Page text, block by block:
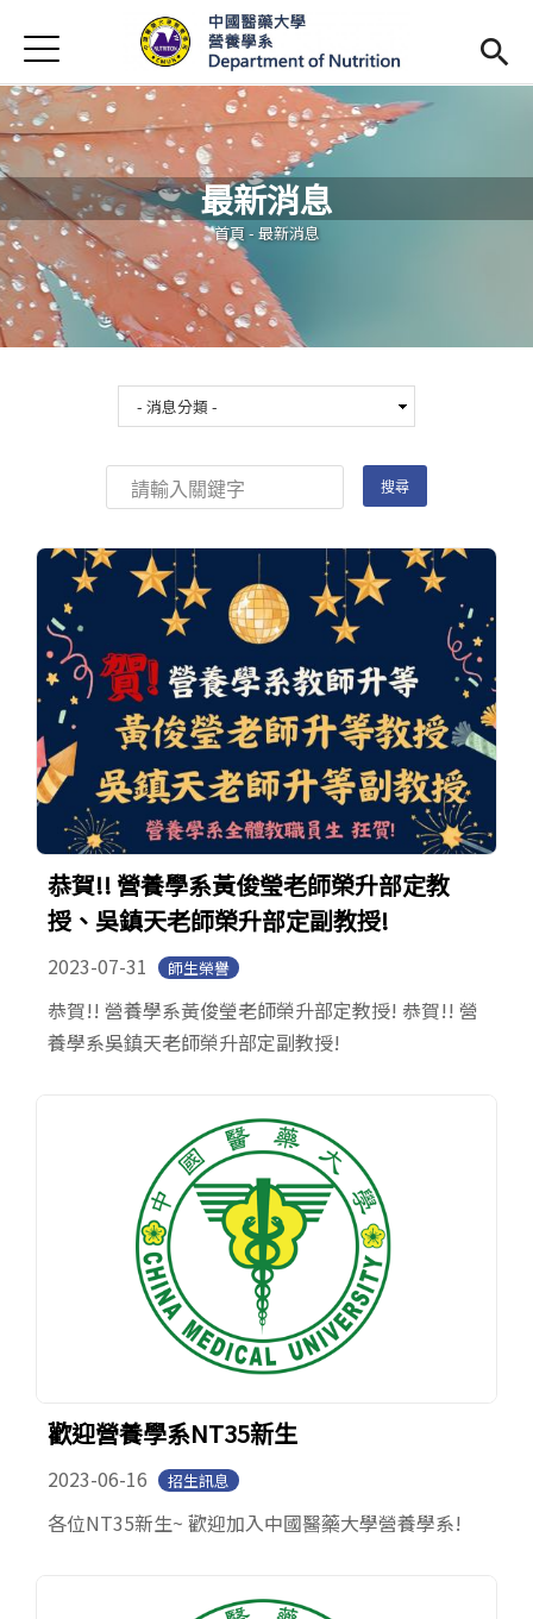
首頁
最新消息
系所簡介
師資陣容
課程資訊
活動花絮
招生訊息(link is external)
Open
Open
學生專區
校友專區
相關連結
English
Jump to Navigation
Jump to Main content
最新消息
您在這裡
首頁- 最新消息
恭賀!! 營養學系黃俊瑩老師榮升部定教
授、吳鎮天老師榮升部定副教授!
2023-07-31 師生榮譽
恭賀!! 營養學系黃俊瑩老師榮升部定教授! 恭賀!! 營
養學系吳鎮天老師榮升部定副教授!
歡迎營養學系NT35新生
2023-06-16 招生訊息
各位NT35新生~ 歡迎加入中國醫藥大學營養學系!